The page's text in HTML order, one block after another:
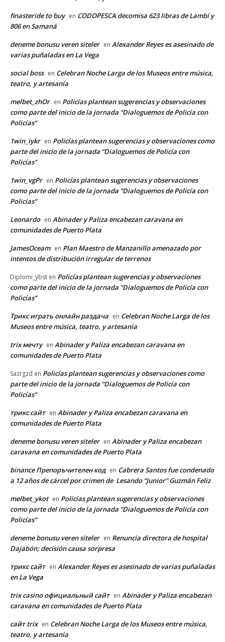
finasteride to buy en CODOPESCA decomisa 623 libras de Lambí y
806 en Samaná
deneme bonusu veren siteler en Alexander Reyes es asesinado de
varias puñaladas en La Vega
social boss en Celebran Noche Larga de los Museos entre música,
teatro, y artesanía
melbet_zhOr en Policías plantean sugerencias y observaciones
como parte del inicio de la jornada “Dialoguemos de Policía con
Policías”
1win_iykr en Policías plantean sugerencias y observaciones como
parte del inicio de la jornada “Dialoguemos de Policía con
Policías”
1win_vgPr en Policías plantean sugerencias y observaciones
como parte del inicio de la jornada “Dialoguemos de Policía con
Policías”
Leonardo en Abinader y Paliza encabezan caravana en
comunidades de Puerto Plata
JamesOceam en Plan Maestro de Manzanillo amenazado por
intentos de distribución irregular de terrenos
Diplomi_ybst en Policías plantean sugerencias y observaciones
como parte del inicio de la jornada “Dialoguemos de Policía con
Policías”
Трикс играть онлайн раздача en Celebran Noche Larga de los
Museos entre música, teatro, y artesanía
trix мечту en Abinader y Paliza encabezan caravana en
comunidades de Puerto Plata
Sazrgzd en Policías plantean sugerencias y observaciones como
parte del inicio de la jornada “Dialoguemos de Policía con
Policías”
трикс сайт en Abinader y Paliza encabezan caravana en
comunidades de Puerto Plata
deneme bonusu veren siteler en Abinader y Paliza encabezan
caravana en comunidades de Puerto Plata
binance Препоръчителен код en Cabrera Santos fue condenado
a 12 años de cárcel por crimen de Lesando “Junior” Guzmán Feliz
melbet_ykot en Policías plantean sugerencias y observaciones
como parte del inicio de la jornada “Dialoguemos de Policía con
Policías”
deneme bonusu veren siteler en Renuncia directora de hospital
Dajabón; decisión causa sorpresa
трикс сайт en Alexander Reyes es asesinado de varias puñaladas
en La Vega
trix casino официальный сайт en Abinader y Paliza encabezan
caravana en comunidades de Puerto Plata
сайт trix en Celebran Noche Larga de los Museos entre música,
teatro, y artesanía